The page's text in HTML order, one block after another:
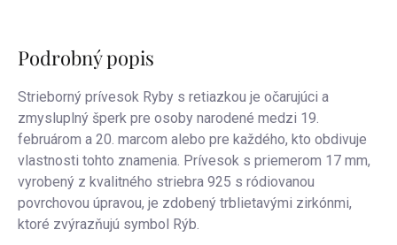
Podrobný popis
Strieborný prívesok Ryby s retiazkou je očarujúci a
zmysluplný šperk pre osoby narodené medzi 19.
februárom a 20. marcom alebo pre každého, kto obdivuje
vlastnosti tohto znamenia. Prívesok s priemerom 17 mm,
vyrobený z kvalitného striebra 925 s ródiovanou
povrchovou úpravou, je zdobený trblietavými zirkónmi,
ktoré zvýrazňujú symbol Rýb.